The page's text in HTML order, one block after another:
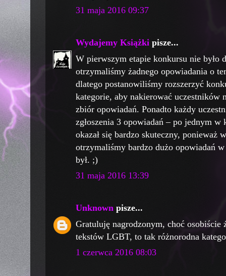
31 maja 2016 09:37
Wydajemy Książki pisze...
W pierwszym etapie konkursu nie było
otrzymaliśmy żadnego opowiadania o
dlatego postanowiliśmy rozszerzyć
kategorie, aby nakierować uczestników
zbiór opowiadań. Ponadto każdy
zgłoszenia 3 opowiadań – po jednym
okazał się bardzo skuteczny, ponieważ
otrzymaliśmy bardzo dużo opowiadań
był. ;)
31 maja 2016 13:39
Unknown pisze...
Gratuluję nagrodzonym, choć osobiście
tekstów LGBT, to tak różnorodna
1 czerwca 2016 08:03